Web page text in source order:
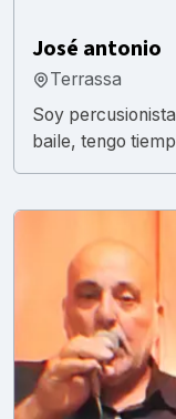
José antonio
Terrassa
Soy
baile, tengo